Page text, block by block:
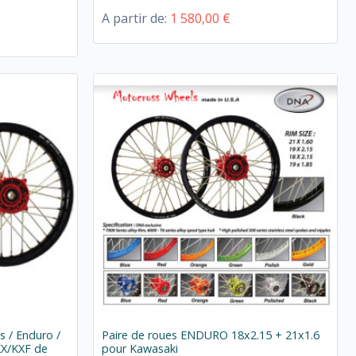
A partir de: 1 580,00 €
/ Enduro /
KXF de
Paire de roues ENDURO 18x2.15 + 21x1.6
pour Kawasaki